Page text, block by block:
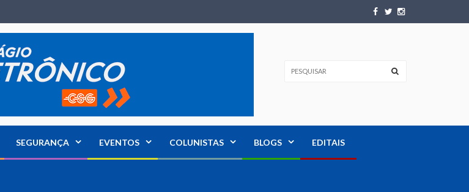
SEGURANÇA EVENTOS COLUNISTAS BLOGS EDITAIS